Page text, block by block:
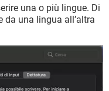
una o più lingue. Di
da una lingua all’altra